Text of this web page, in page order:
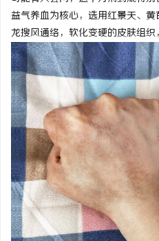
益气养血为核心，选用红景天、
龙搜风通络，软化变硬的皮肤组织
造业的“工艺护城河”：商业秘密律